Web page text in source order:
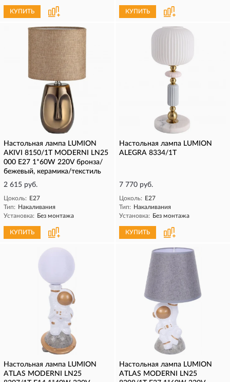
КУПИТЬ КУПИТЬ
Настольная лампа LUMION
AKIVI 8150/1T MODERNI LN25
000 Е27 1*60W 220V бронза/
бежевый, керамика/текстиль
2 615 руб.
Цоколь: E27
Тип: Накаливания
Установка: Без монтажа
КУПИТЬ
Настольная лампа LUMION
ALEGRA 8334/1T
7 770 руб.
Цоколь: E27
Тип: Накаливания
Установка: Без монтажа
КУПИТЬ
Настольная лампа LUMION
ATLAS MODERNI LN25
Настольная лампа LUMION
ATLAS MODERNI LN25